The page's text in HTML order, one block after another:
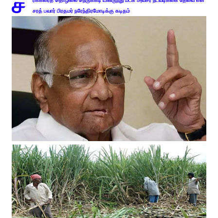
சரத் பவார் பிரதமர் நரேந்திரமோடிக்கு கடிதம்